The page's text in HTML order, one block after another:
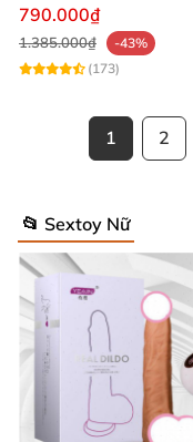
nước
790.000₫
1.385.000₫
-43%
(173)
1 2
📂 Sextoy Nữ